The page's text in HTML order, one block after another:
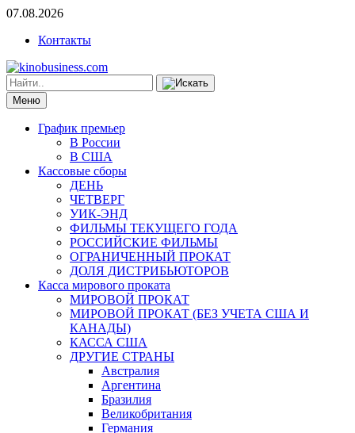
07.08.2026
Контакты
Меню
График премьер
В России
В США
Кассовые сборы
ДЕНЬ
ЧЕТВЕРГ
УИК-ЭНД
ФИЛЬМЫ ТЕКУЩЕГО ГОДА
РОССИЙСКИЕ ФИЛЬМЫ
ОГРАНИЧЕННЫЙ ПРОКАТ
ДОЛЯ ДИСТРИБЬЮТОРОВ
Касса мирового проката
МИРОВОЙ ПРОКАТ
МИРОВОЙ ПРОКАТ (БЕЗ УЧЕТА США И
КАНАДЫ)
КАССА США
ДРУГИЕ СТРАНЫ
Австралия
Аргентина
Бразилия
Великобритания
Германия